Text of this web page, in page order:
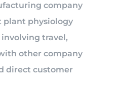
company
plant physiology
travel,
other company
direct customer